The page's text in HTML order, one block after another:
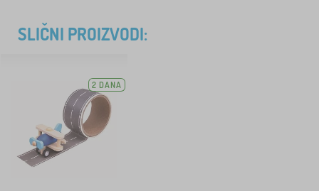
SLIČNI PROIZVODI:
2 DANA